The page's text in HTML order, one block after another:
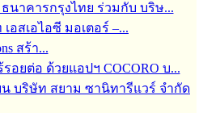
นาคารกรุงไทย ร่วมกับ บริษ...
อสเอไอซี มอเตอร์ –...
สร้า...
อยต่อ ด้วยแอปฯ COCORO บ...
น บริษัท สยาม ซานิทารีแวร์ จำกัด